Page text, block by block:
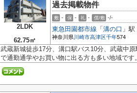
2LDK
62.75㎡
過去掲載物件
敷 - 保 - 礼 - 償/敷 -/-
東急田園都市線 「 溝の口 」駅
神奈川県川崎市高津区千年574
武蔵新城徒歩17分、溝口駅バス10分、武蔵中
で通勤通学やお買い物に出る方も多い地域で